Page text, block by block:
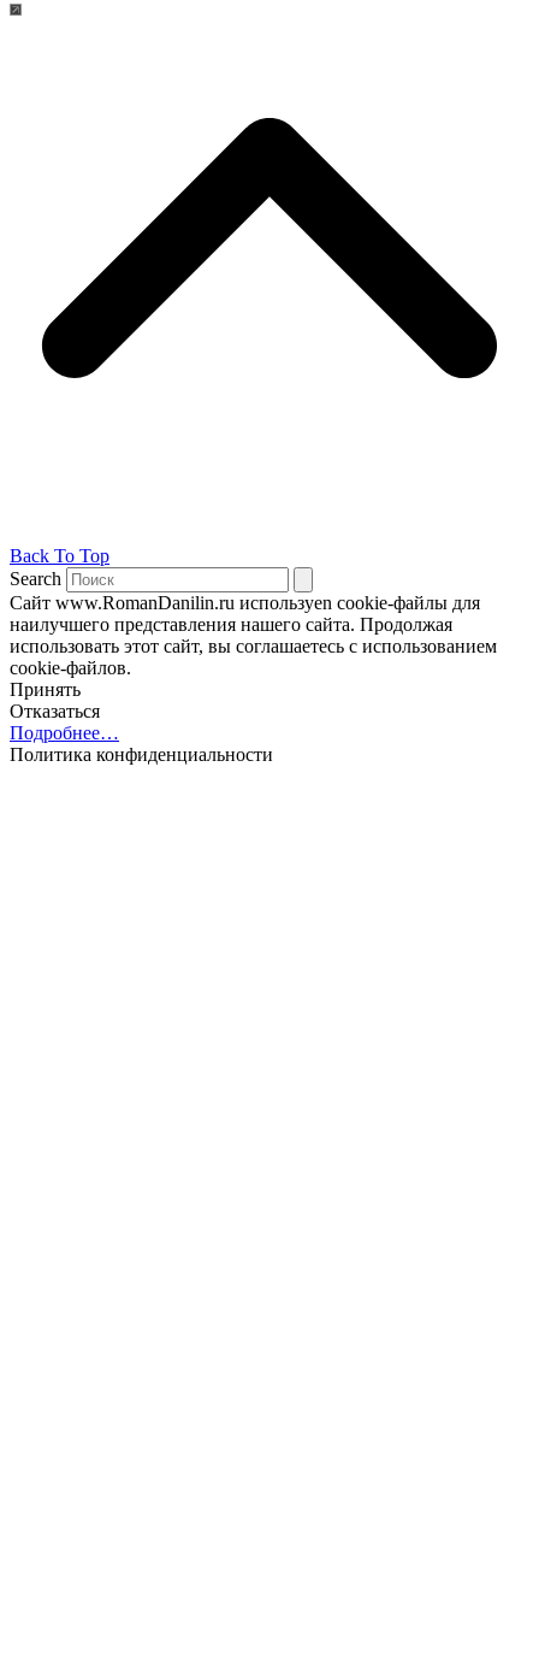
Back To Top
Search
Сайт www.RomanDanilin.ru используеn cookie-файлы для
наилучшего представления нашего сайта. Продолжая
использовать этот сайт, вы соглашаетесь с использованием
cookie-файлов.
Принять
Отказаться
Подробнее…
Политика конфиденциальности